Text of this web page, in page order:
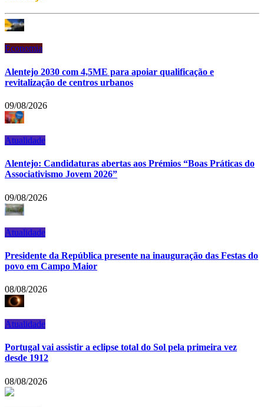
Economia
Alentejo 2030 com 4,5ME para apoiar qualificação e
revitalização de centros urbanos
09/08/2026
Atualidade
Alentejo: Candidaturas abertas aos Prémios “Boas Práticas do
Associativismo Jovem 2026”
09/08/2026
Atualidade
Presidente da República presente na inauguração das Festas do
povo em Campo Maior
08/08/2026
Atualidade
Portugal vai assistir a eclipse total do Sol pela primeira vez
desde 1912
08/08/2026